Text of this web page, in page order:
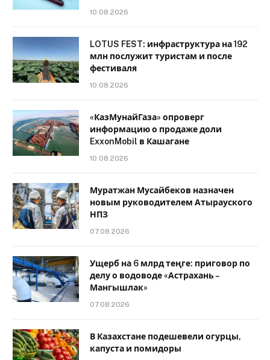
10.08.2026
LOTUS FEST: инфраструктура на 192
млн послужит туристам и после
фестиваля
10.08.2026
«КазМунайГаза» опроверг
информацию о продаже доли
ExxonMobil в Кашагане
10.08.2026
Муратжан Мусайбеков назначен
новым руководителем Атырауского
НПЗ
07.08.2026
Ущерб на 6 млрд теңге: приговор по
делу о водоводе «Астрахань –
Мангышлак»
07.08.2026
В Казахстане подешевели огурцы,
капуста и помидоры